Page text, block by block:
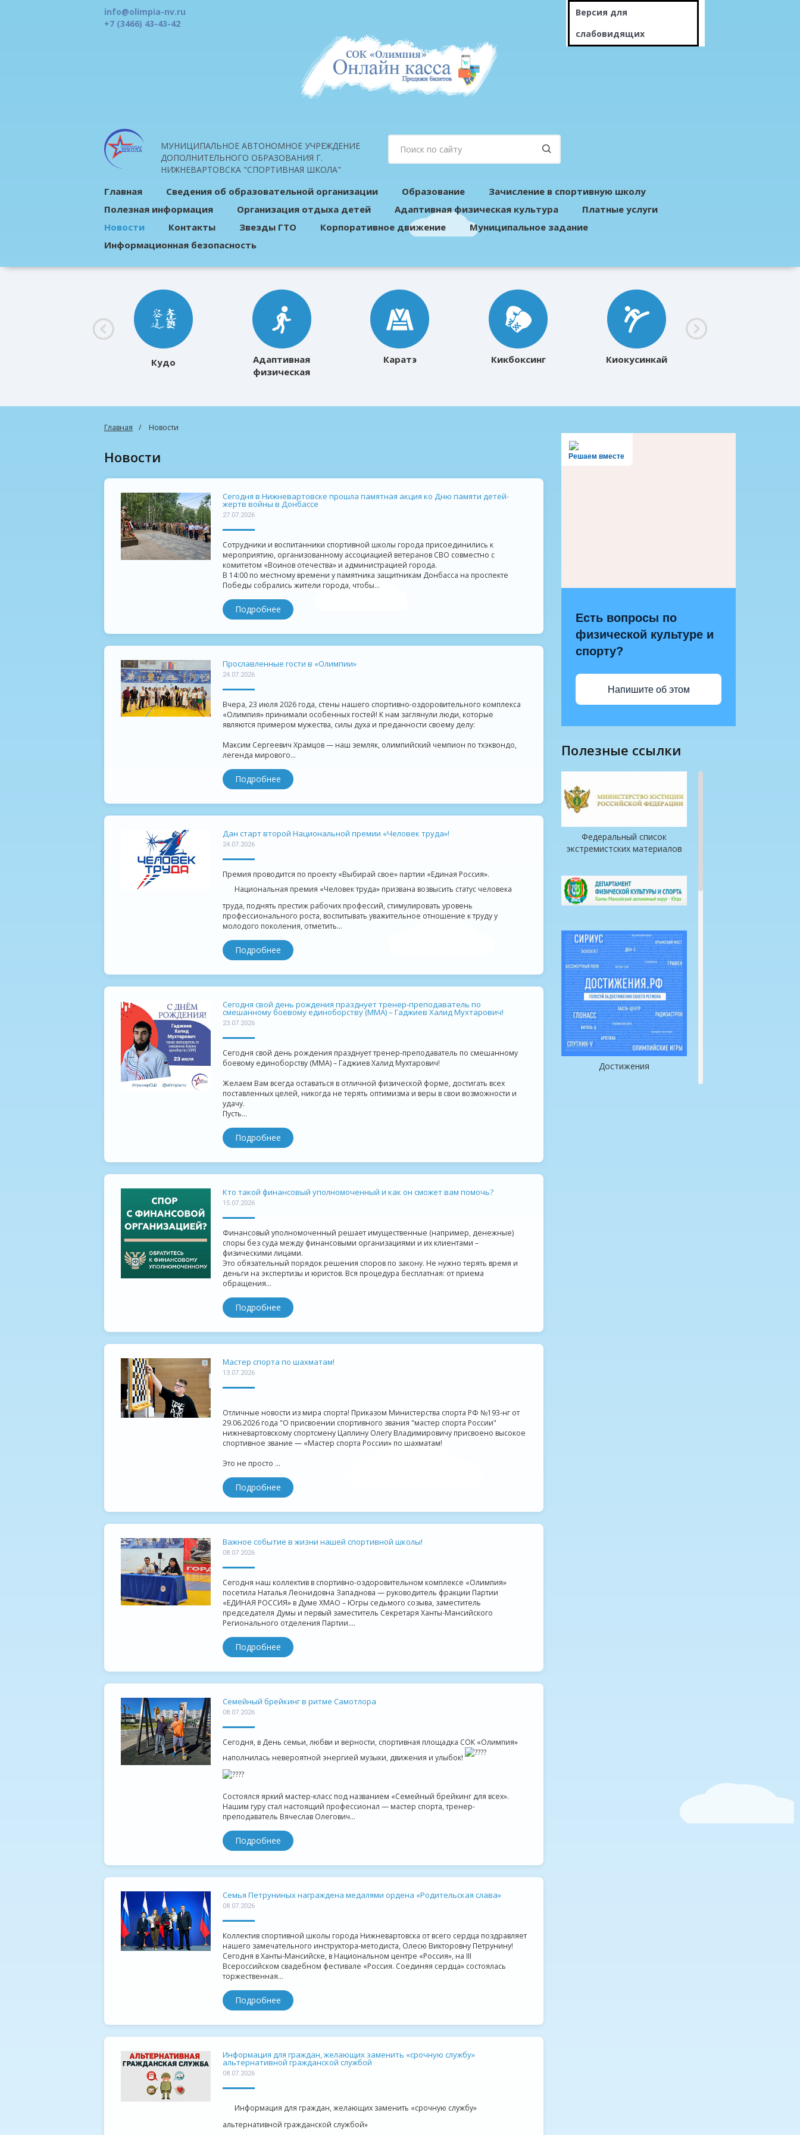
info@olimpia-nv.ru
+7 (3466) 43-43-42
Версия для
слабовидящих
МУНИЦИПАЛЬНОЕ АВТОНОМНОЕ УЧРЕЖДЕНИЕ
ДОПОЛНИТЕЛЬНОГО ОБРАЗОВАНИЯ Г.
НИЖНЕВАРТОВСКА "СПОРТИВНАЯ ШКОЛА"
Главная Сведения об образовательной организации Образование
Зачисление в спортивную школу
Полезная информация
Организация отдыха детей Адаптивная физическая культура
Платные услуги
Новости
Контакты Звезды ГТО Корпоративное движение
Муниципальное задание
Информационная безопасность
Кудо
Адаптивная
физическая
Каратэ Кикбоксинг Киокусинкай
Главная Новости
Новости
Сегодня в Нижневартовске прошла памятная акция ко Дню памяти детей-
жертв войны в Донбассе
27.07.2026
Сотрудники и воспитанники спортивной школы города присоединились к
мероприятию, организованному ассоциацией ветеранов СВО совместно с
комитетом «Воинов отечества» и администрацией города.
В 14:00 по местному времени у памятника защитникам Донбасса на проспекте
Победы собрались жители города, чтобы...
Подробнее
Прославленные гости в «Олимпии»
24.07.2026
Вчера, 23 июля 2026 года, стены нашего спортивно-оздоровительного комплекса
«Олимпия» принимали особенных гостей! К нам заглянули люди, которые
являются примером мужества, силы духа и преданности своему делу:
Максим Сергеевич Храмцов — наш земляк, олимпийский чемпион по тхэквондо,
легенда мирового...
Подробнее
️Дан старт второй Национальной премии «Человек труда»!
24.07.2026
Премия проводится по проекту «Выбирай свое» партии «Единая Россия».
Национальная премия «Человек труда» призвана возвысить статус человека
труда, поднять престиж рабочих профессий, стимулировать уровень
профессионального роста, воспитывать уважительное отношение к труду у
молодого поколения, отметить...
Подробнее
Сегодня свой день рождения празднует тренер-преподаватель по
смешанному боевому единоборству (ММА) – Гаджиев Халид Мухтарович!
23.07.2026
Сегодня свой день рождения празднует тренер-преподаватель по смешанному
боевому единоборству (ММА) – Гаджиев Халид Мухтарович!
Желаем Вам всегда оставаться в отличной физической форме, достигать всех
поставленных целей, никогда не терять оптимизма и веры в свои возможности и
удачу.
Пусть...
Подробнее
Кто такой финансовый уполномоченный и как он сможет вам помочь?
15.07.2026
Финансовый уполномоченный решает имущественные (например, денежные)
споры без суда между финансовыми организациями и их клиентами –
физическими лицами.
Это обязательный порядок решения споров по закону. Не нужно терять время и
деньги на экспертизы и юристов. Вся процедура бесплатная: от приема
обращения...
Подробнее
Мастер спорта по шахматам!
13.07.2026
Отличные новости из мира спорта! Приказом Министерства спорта РФ №193-нг от
29.06.2026 года "О присвоении спортивного звания "мастер спорта России"
нижневартовскому спортсмену Цаплину Олегу Владимировичу присвоено высокое
спортивное звание — «Мастер спорта России» по шахматам!
Это не просто ...
Подробнее
Важное событие в жизни нашей спортивной школы!
08.07.2026
Сегодня наш коллектив в спортивно-оздоровительном комплексе «Олимпия»
посетила Наталья Леонидовна Западнова — руководитель фракции Партии
«ЕДИНАЯ РОССИЯ» в Думе ХМАО – Югры седьмого созыва, заместитель
председателя Думы и первый заместитель Секретаря Ханты-Мансийского
Регионального отделения Партии....
Подробнее
Семейный брейкинг в ритме Самотлора
08.07.2026
Сегодня, в День семьи, любви и верности, спортивная площадка СОК «Олимпия»
наполнилась невероятной энергией музыки, движения и улыбок!
Состоялся яркий мастер-класс под названием «Семейный брейкинг для всех».
Нашим гуру стал настоящий профессионал — мастер спорта, тренер-
преподаватель Вячеслав Олегович...
Подробнее
Семья Петруниных награждена медалями ордена «Родительская слава»
08.07.2026
Коллектив спортивной школы города Нижневартовска от всего сердца поздравляет
нашего замечательного инструктора-методиста, Олесю Викторовну Петрунину!
Сегодня в Ханты-Мансийске, в Национальном центре «Россия», на III
Всероссийском свадебном фестивале «Россия. Соединяя сердца» состоялась
торжественная...
Подробнее
Информация для граждан, желающих заменить «срочную службу»
альтернативной гражданской службой
08.07.2026
Информация для граждан, желающих заменить «срочную службу»
альтернативной гражданской службой»
Решаем вместе
Есть вопросы по
физической культуре и
спорту?
Напишите об этом
полезные ссылки
Федеральный список
экстремистских материалов
Достижения